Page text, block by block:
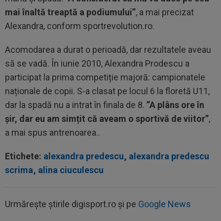
mai înaltă treaptă a podiumului”, a mai precizat
Alexandra, conform sportrevolution.ro.
Acomodarea a durat o perioadă, dar rezultatele aveau
să se vadă. În iunie 2010, Alexandra Prodescu a
participat la prima competiție majoră: campionatele
naționale de copii. S-a clasat pe locul 6 la floretă U11,
dar la spadă nu a intrat în finala de 8. ”A plâns ore în
șir, dar eu am simțit că aveam o sportivă de viitor”,
a mai spus antrenoarea..
Etichete: alexandra predescu, alexandra predescu
scrima, alina ciuculescu
Urmărește știrile digisport.ro și pe Google News